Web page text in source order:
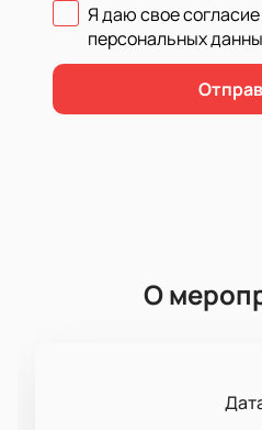
Я даю свое согласие
персональных
О